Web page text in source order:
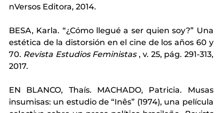
nVersos Editora, 2014.
BESA, Karla. “¿Cómo llegué a ser quien soy?” Una
estética de la distorsión en el cine de los años 60 y
70. Revista Estudios Feministas , v. 25, pág. 291-313,
2017.
EN BLANCO, Thaís. MACHADO, Patricia. Musas
insumisas: un estudio de “Inês” (1974), una película